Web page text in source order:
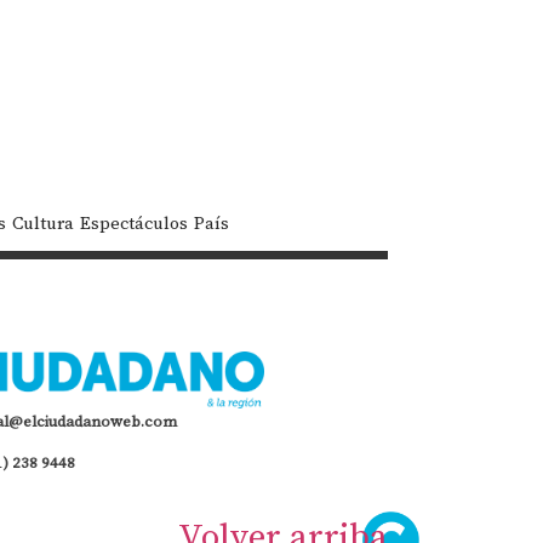
Cultura Espectáculos País
238 9448